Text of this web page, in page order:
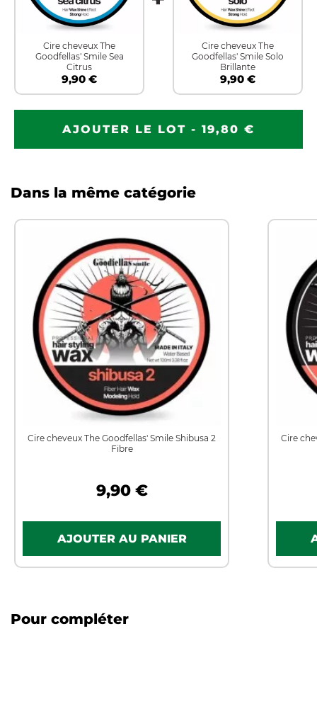
Cire cheveux The
Goodfellas' Smile Sea
Citrus
9,90 €
Cire cheveux The
Goodfellas' Smile Solo
Brillante
9,90 €
AJOUTER LE LOT - 19,80 €
Dans la même catégorie
Cire cheveux The Goodfellas' Smile Shibusa 2
Fibre
9,90 €
Cire
Pour compléter